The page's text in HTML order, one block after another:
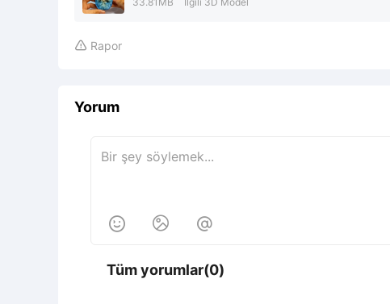
 Rapor
Yorum
  
Tüm yorumlar(0)